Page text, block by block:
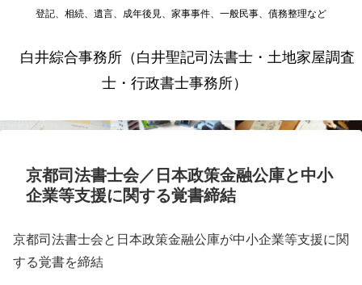
登記、相続、遺言、成年後見、家事事件、一般民事、債務整理など
白井綜合事務所（白井聖記司法書士・土地家屋調査
士・行政書士事務所）
京都司法書士会／日本政策金融公庫と中小
企業等支援に関する覚書締結
京都司法書士会と日本政策金融公庫が中小企業等支援に関
する覚書を締結